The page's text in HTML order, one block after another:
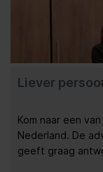
Liever
Kom naar een
Nederland. De
geeft graag